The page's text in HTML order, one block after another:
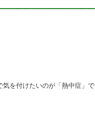
を付けたいのが「熱中症」で